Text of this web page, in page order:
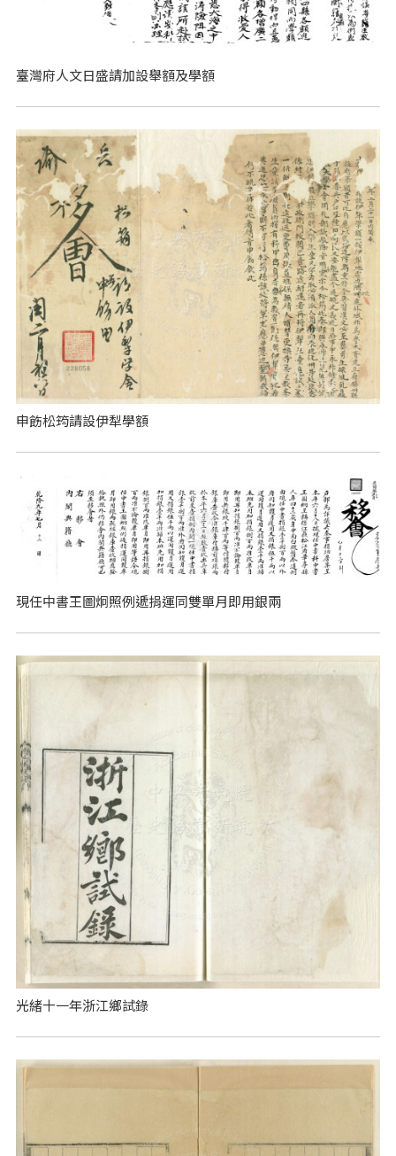
臺灣府人文日盛請加設舉額及學額
申飭松筠請設伊犁學額
現任中書王圖炯照例遞捐運同雙單月即用銀兩
光緒十一年浙江鄉試錄